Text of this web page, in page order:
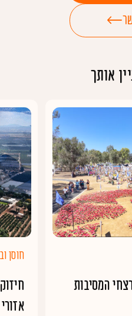
אותך
המסיבות
חוסן
אזורי